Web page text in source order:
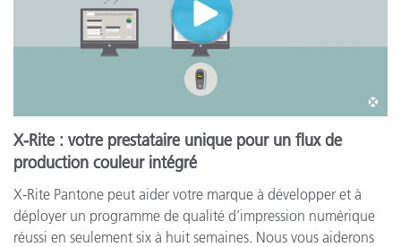
X-Rite : votre prestataire unique pour un flux de
production couleur intégré
X-Rite Pantone peut aider votre marque à développer et à
déployer un programme de qualité d’impression numérique
réussi en seulement six à huit semaines. Nous vous aiderons